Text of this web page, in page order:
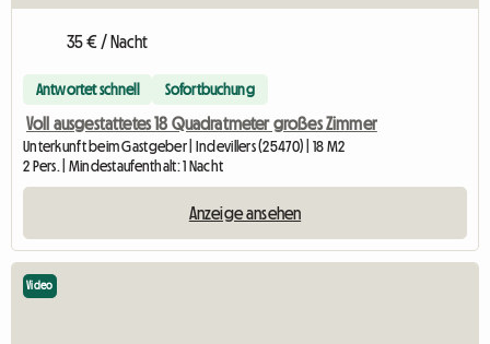
35 € / Nacht
Antwortet schnell Sofortbuchung
Voll ausgestattetes 18 Quadratmeter großes Zimmer
Unterkunft beim Gastgeber | Indevillers (25470) | 18 M2
2 Pers. | Mindestaufenthalt: 1 Nacht
Anzeige ansehen
Video